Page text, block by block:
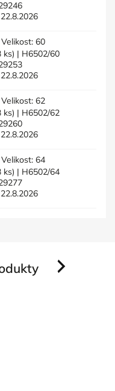
22.8.2026
60
ks) | H6502/60
22.8.2026
62
ks) | H6502/62
22.8.2026
64
ks) | H6502/64
22.8.2026
Next